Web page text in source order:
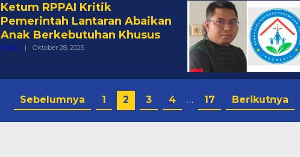
Ketum RPPAI Kritik
Pemerintah Lantaran Abaikan
Anak Berkebutuhan Khusus
Sosial | Oktober 28, 2025Oleh
Sebelumnya 1 2 3 4 … 17 Berikutnya